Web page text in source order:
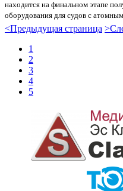
находится на финальном этапе
оборудования для судов с
<Предыдущая страница >
1
2
3
4
5